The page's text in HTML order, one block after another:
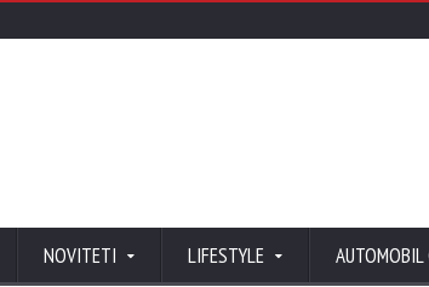
NOVITETI LIFESTYLE AUTOMOBIL